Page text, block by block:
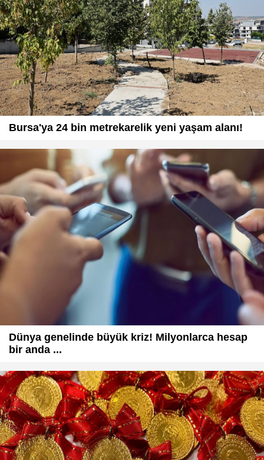
Bursa'ya 24 bin metrekarelik yeni yaşam alanı!
Dünya genelinde büyük kriz! Milyonlarca hesap
bir anda ...